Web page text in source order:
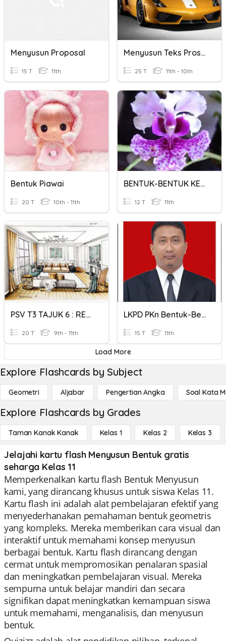
Menyusun Proposal
15 T 11th
Menyusun Teks Prosedur
25 T 11th - 10th
Bentuk Piawai
20 T 10th - 11th
BENTUK-BENTUK KELOMPOK SOSIAL
12 T 11th
PSV T3 TAJUK 6 : REKA BENTUK HIASAN DALAMAN
20 T 9th - 11th
LKPD PKn Bentuk-Bentuk Konflik
15 T 11th
Load More
Explore Flashcards by Subject
Geometri Aljabar Pengertian Angka Soal Kata
Explore Flashcards by Grades
Taman Kanak Kanak Kelas 1 Kelas 2 Kelas 3
Jelajahi kartu flash Menyusun Bentuk gratis
seharga Kelas 11
Memperkenalkan kartu flash Bentuk Menyusun
kami, yang dirancang khusus untuk siswa Kelas 11.
Kartu flash ini adalah alat pembelajaran efektif yang
menyederhanakan pemahaman bentuk geometris
yang kompleks. Mereka memberikan cara visual dan
interaktif untuk memahami konsep menyusun
berbagai bentuk. Kartu flash dirancang dengan
cermat untuk mempromosikan penalaran spasial
dan meningkatkan pembelajaran visual. Mereka
sempurna untuk belajar mandiri dan secara
signifikan dapat meningkatkan kemampuan siswa
untuk memahami, menganalisis, dan menyusun
bentuk.